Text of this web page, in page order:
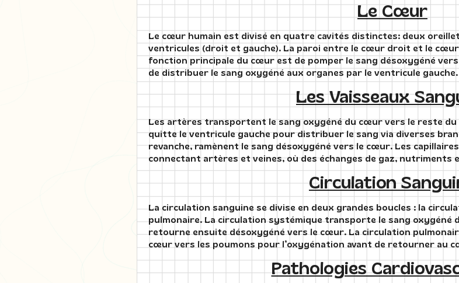
Le Cœur
Le cœur humain est divisé en quatre cavités distinctes: deux
ventricules (droit et gauche). La paroi entre le cœur droit et le cœur
fonction principale du cœur est de pomper le sang désoxygéné
de distribuer le sang oxygéné aux organes par le ventricule gauche.
Les Vaisseaux
Les artères transportent le sang oxygéné du cœur vers le reste
quitte le ventricule gauche pour distribuer le sang via diverses
revanche, ramènent le sang désoxygéné vers le cœur. Les
connectant artères et veines, où des échanges de gaz, nutriments
Circulation
La circulation sanguine se divise en deux grandes boucles : la
pulmonaire. La circulation systémique transporte le sang oxygéné
retourne ensuite désoxygéné vers le cœur. La circulation
cœur vers les poumons pour l’oxygénation avant de retourner au
Pathologies